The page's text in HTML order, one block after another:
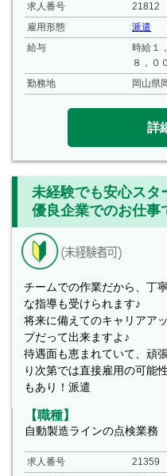
求人番号
21812
雇用形態
派遣
給与
時給１
８，０
勤務地
岡山県
詳
未経験でも安心スタ
優良企業でのお仕
チームでの作業だから、丁
な指導も受けられます♪
将来に備えてのキャリアアッ
プだって出来ますよ♪
待遇面も恵まれていて、頑
り次第では直接雇用の可能性
もあり！派遣
【職種】
自動製造ラインの点検業務
求人番号
21359